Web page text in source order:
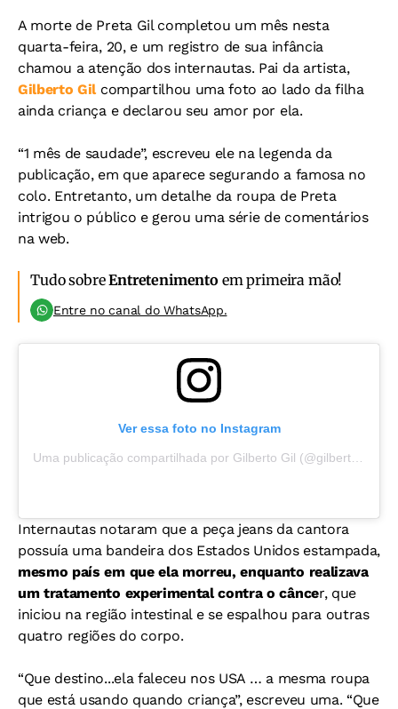
A morte de Preta Gil completou um mês nesta
quarta-feira, 20, e um registro de sua infância
chamou a atenção dos internautas. Pai da artista,
Gilberto Gilcompartilhou uma foto ao lado da filha
ainda criança e declarou seu amor por ela.
“1 mês de saudade”, escreveu ele na legenda da
publicação, em que aparece segurando a famosa no
colo. Entretanto, um detalhe da roupa de Preta
intrigou o público e gerou uma série de comentários
na web.
Tudo sobreEntretenimento em primeira mão!
Entre no canal do WhatsApp.
Ver essa foto no Instagram
Internautas notaram que a peça jeans da cantora
possuía uma bandeira dos Estados Unidos estampada,
mesmo país em que ela morreu, enquanto realizava
um tratamento experimental contra o câncer, que
iniciou na região intestinal e se espalhou para outras
quatro regiões do corpo.
“Que destino...ela faleceu nos USA … a mesma roupa
que está usando quando criança”, escreveu uma. “Que